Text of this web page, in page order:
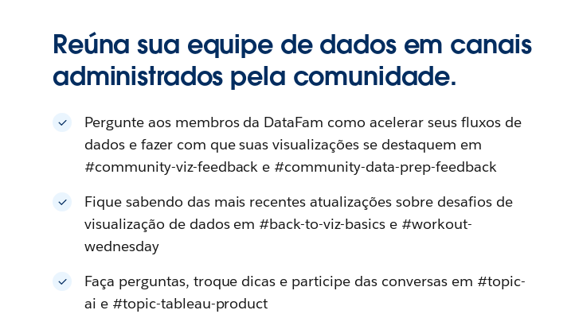
Reúna sua equipe de dados em canais
administrados pela comunidade.
Pergunte aos membros da DataFam como acelerar seus fluxos de
dados e fazer com que suas visualizações se destaquem em
#community-viz-feedback e #community-data-prep-feedback
Fique sabendo das mais recentes atualizações sobre desafios de
visualização de dados em #back-to-viz-basics e #workout-
wednesday
Faça perguntas, troque dicas e participe das conversas em #topic-
ai e #topic-tableau-product